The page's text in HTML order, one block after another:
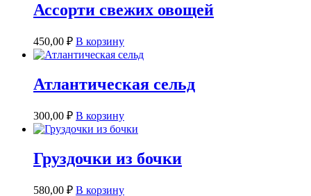
Ассорти свежих овощей
450,00 ₽ В корзину
Атлантическая сельд
300,00 ₽ В корзину
Груздочки из бочки
580,00 ₽ В корзину